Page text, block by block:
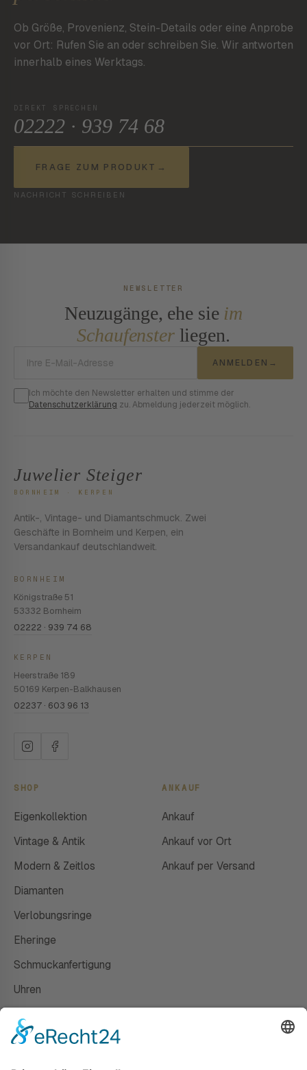
Ob Größe, Provenienz, Stein-Details oder eine Anprobe
vor Ort: Rufen Sie an oder schreiben Sie. Wir antworten
innerhalb eines Werktags.
DIREKT SPRECHEN
02222 · 939 74 68
FRAGE ZUM PRODUKT →
NACHRICHT SCHREIBEN
NEWSLETTER
Neuzugänge, ehe sie im
Schaufensterliegen.
ANMELDEN →
Ich möchte den Newsletter erhalten und stimme der
Datenschutzerklärung zu. Abmeldung jederzeit möglich.
Juwelier Steiger
BORNHEIM · KERPEN
Antik-, Vintage- und Diamantschmuck. Zwei
Geschäfte in Bornheim und Kerpen, ein
Versandankauf deutschlandweit.
BORNHEIM
Königstraße 51
53332 Bornheim
02222 · 939 74 68
KERPEN
Heerstraße 189
50169 Kerpen-Balkhausen
02237 · 603 96 13
SHOP
Eigenkollektion
Vintage & Antik
Modern & Zeitlos
Diamanten
Verlobungsringe
Eheringe
Schmuckanfertigung
Uhren
ANKAUF
Ankauf
Ankauf vor Ort
Ankauf per Versand